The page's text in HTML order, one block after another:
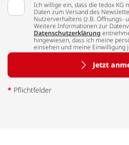
Ich willige ein, dass die tedox KG
Daten zum Versand des
Nutzerverhaltens (z.B. Öffnungs-
Weitere Informationen zur
Datenschutzerklärung
hingewiesen, dass ich meine
einsehen und meine Einwilligung
Jetzt
* Pflichtfelder